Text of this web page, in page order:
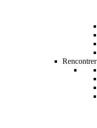
Rencontrer